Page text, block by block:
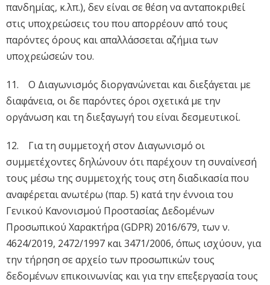
πανδημίας, κ.λπ.), δεν είναι σε θέση να ανταποκριθεί
στις υποχρεώσεις του που απορρέουν από τους
παρόντες όρους και απαλλάσσεται αζήμια των
υποχρεώσεών του.
11. Ο Διαγωνισμός διοργανώνεται και διεξάγεται με
διαφάνεια, οι δε παρόντες όροι σχετικά με την
οργάνωση και τη διεξαγωγή του είναι δεσμευτικοί.
12. Για τη συμμετοχή στον Διαγωνισμό οι
συμμετέχοντες δηλώνουν ότι παρέχουν τη συναίνεσή
τους μέσω της συμμετοχής τους στη διαδικασία που
αναφέρεται ανωτέρω (παρ. 5) κατά την έννοια του
Γενικού Κανονισμού Προστασίας Δεδομένων
Προσωπικού Χαρακτήρα (GDPR) 2016/679, των ν.
4624/2019, 2472/1997 και 3471/2006, όπως ισχύουν, για
την τήρηση σε αρχείο των προσωπικών τους
δεδομένων επικοινωνίας και για την επεξεργασία τους